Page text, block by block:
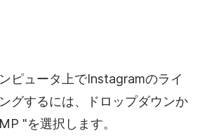
ピュータ上でInstagramのライ
グするには、ドロップダウンか
"を選択します。